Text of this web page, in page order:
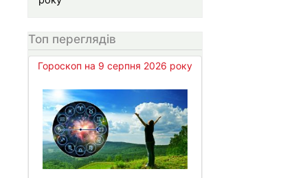
Топ переглядів
Гороскоп на 9 серпня 2026 року